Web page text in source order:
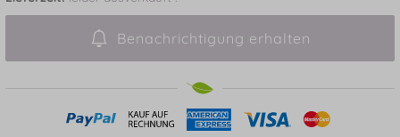
Benachrichtigung erhalten